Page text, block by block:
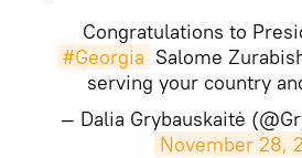
Congratulations to
#Georgia Salome
serving your country
— Dalia Grybauskaitė
November 28,